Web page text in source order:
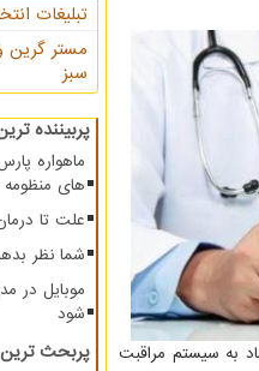
به سیستم مراقبت
تبلیغات
مستر گرین
سبز
پربیننده
های منظومه
علت تا
شما نظر
موبایل در
شود
پربحث